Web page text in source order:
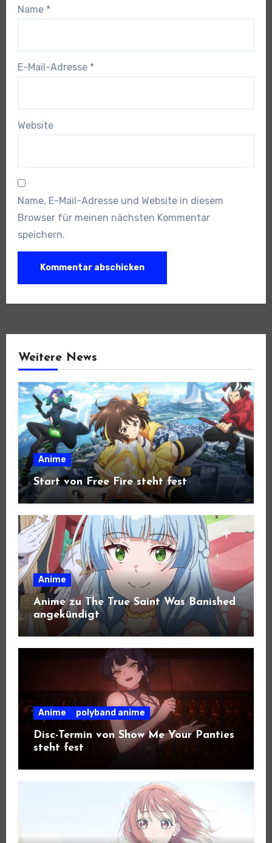
Name *
E-Mail-Adresse *
Website
Name, E-Mail-Adresse und Website in diesem
Browser für meinen nächsten Kommentar
speichern.
Weitere News
Anime
Start von Free Fire steht fest
Anime
Anime zu The True Saint Was Banished
angekündigt
Anime polyband anime
Disc-Termin von Show Me Your Panties
steht fest